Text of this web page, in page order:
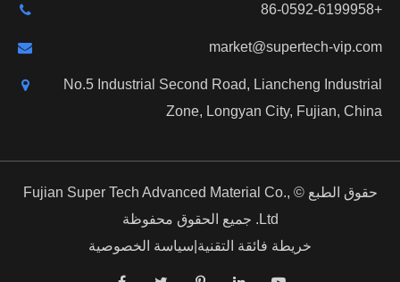
+86-0592-6199958
market@supertech-vip.com
No.5 Industrial Second Road, Liancheng Industrial
Zone, Longyan City, Fujian, China
حقوق الطبع © Fujian Super Tech Advanced Material Co.,
Ltd.
جميع الحقوق محفوظة
خريطة فائقة التقنية سياسة الخصوصية